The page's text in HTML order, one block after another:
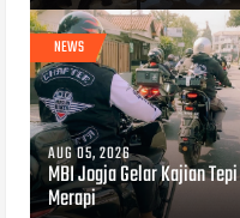
NEWS
AUG 05, 2026
MBI Jogja Gelar Kajian Tepi
Merapi